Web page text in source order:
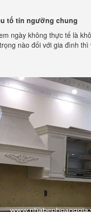
tố tín ngưỡng chung
ngày không thực tế là
nào đối với gia đình